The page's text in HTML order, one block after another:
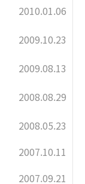
2010.01.06
2009.10.23
2009.08.13
2008.08.29
2008.05.23
2007.10.11
2007.09.21